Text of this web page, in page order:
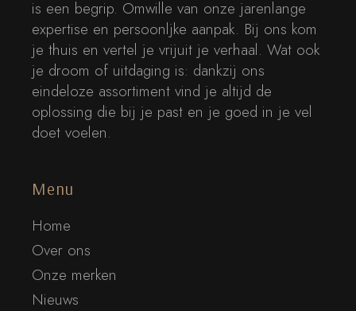
is een begrip. Omwille van onze jarenlange
expertise en persoonljke aanpak. Bij ons kom
je thuis en vertel je vrijuit je verhaal. Wat ook
je droom of uitdaging is: dankzij ons
eindeloze assortiment vind je altijd de
oplossing die bij je past en je goed in je vel
doet voelen.
Menu
Home
Over ons
Onze merken
Nieuws